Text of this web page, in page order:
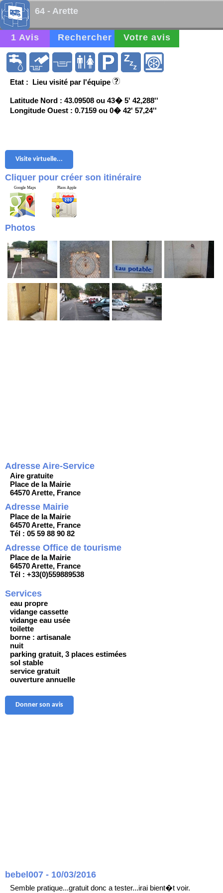
64 - Arette
1 Avis Rechercher Votre avis
Etat : Lieu visité par l'équipe
Latitude Nord : 43.09508 ou 43� 5' 42,288''
Longitude Ouest : 0.7159 ou 0� 42' 57,24''
Visite virtuelle...
Cliquer pour créer son itinéraire
Google Maps Plans Apple
Photos
Adresse Aire-Service
Aire gratuite
Place de la Mairie
64570 Arette, France
Adresse Mairie
Place de la Mairie
64570 Arette, France
Tél : 05 59 88 90 82
Adresse Office de tourisme
Place de la Mairie
64570 Arette, France
Tél : +33(0)559889538
Services
eau propre
vidange cassette
vidange eau usée
toilette
borne : artisanale
nuit
parking gratuit, 3 places estimées
sol stable
service gratuit
ouverture annuelle
Donner son avis
bebel007 - 10/03/2016
Semble pratique...gratuit donc a tester...irai bient�t voir.